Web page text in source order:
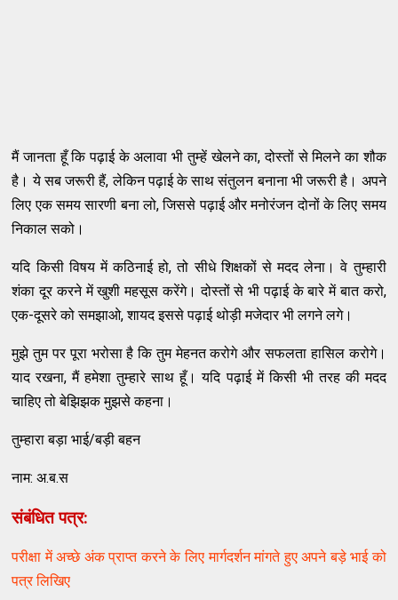
मैं जानता हूँ कि पढ़ाई के अलावा भी तुम्हें खेलने का, दोस्तों से मिलने का शौक
है। ये सब जरूरी हैं, लेकिन पढ़ाई के साथ संतुलन बनाना भी जरूरी है। अपने
लिए एक समय सारणी बना लो, जिससे पढ़ाई और मनोरंजन दोनों के लिए समय
निकाल सको।
यदि किसी विषय में कठिनाई हो, तो सीधे शिक्षकों से मदद लेना। वे तुम्हारी
शंका दूर करने में खुशी महसूस करेंगे। दोस्तों से भी पढ़ाई के बारे में बात करो,
एक-दूसरे को समझाओ, शायद इससे पढ़ाई थोड़ी मजेदार भी लगने लगे।
मुझे तुम पर पूरा भरोसा है कि तुम मेहनत करोगे और सफलता हासिल करोगे।
याद रखना, मैं हमेशा तुम्हारे साथ हूँ। यदि पढ़ाई में किसी भी तरह की मदद
चाहिए तो बेझिझक मुझसे कहना।
तुम्हारा बड़ा भाई/बड़ी बहन
नाम: अ.ब.स
संबंधित पत्र:
परीक्षा में अच्छे अंक प्राप्त करने के लिए मार्गदर्शन मांगते हुए अपने बड़े भाई को
पत्र लिखिए